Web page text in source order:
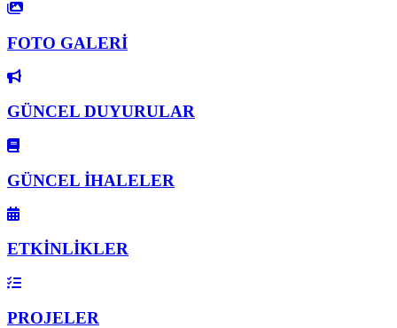
FOTO GALERİ
GÜNCEL DUYURULAR
GÜNCEL İHALELER
ETKİNLİKLER
PROJELER